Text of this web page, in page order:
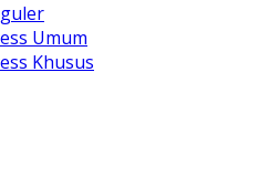
Umum
Khusus